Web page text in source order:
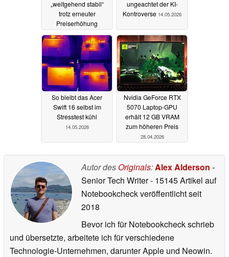
„weitgehend stabil“
trotz erneuter
Preiserhöhung
14.05.2026
ungeachtet der KI-
Kontroverse 14.05.2026
So bleibt das Acer
Swift 16 selbst im
Stresstest kühl
14.05.2026
Nvidia GeForce RTX
5070 Laptop-GPU
erhält 12 GB VRAM
zum höheren Preis
28.04.2026
Autor des Originals:Alex Alderson -
Senior Tech Writer- 15145 Artikel auf
Notebookcheck veröffentlichtseit
2018
Bevor ich für Notebookcheck schrieb
und übersetzte, arbeitete ich für verschiedene
Technologie-Unternehmen, darunter Apple und Neowin.